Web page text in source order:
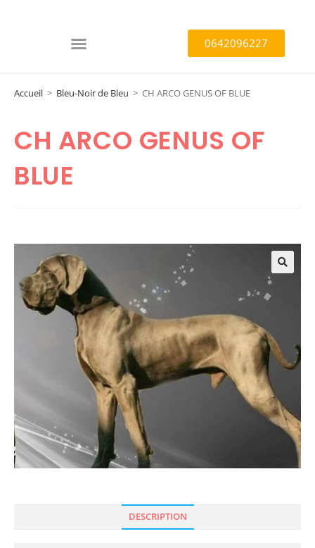
0642096227
Accueil > Bleu-Noir de Bleu > CH ARCO GENUS OF BLUE
CH ARCO GENUS OF
BLUE
DESCRIPTION